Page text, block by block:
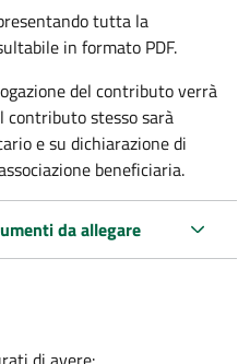
tutta la
in formato PDF.
del contributo verrà
contributo stesso sarà
e su dichiarazione di
beneficiaria.
da allegare